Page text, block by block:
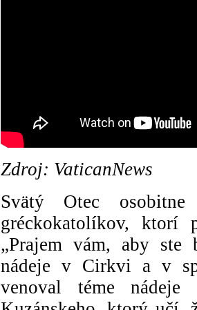
Zdroj: VaticanNews
Svätý Otec osobitne
gréckokatolíkov,
„Prajem vám, aby
nádeje v Cirkvi a v
venoval téme nádeje